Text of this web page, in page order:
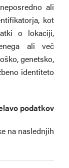
ali
kot
o lokaciji,
ali več
genetsko,
identiteto
podatkov
na naslednjih